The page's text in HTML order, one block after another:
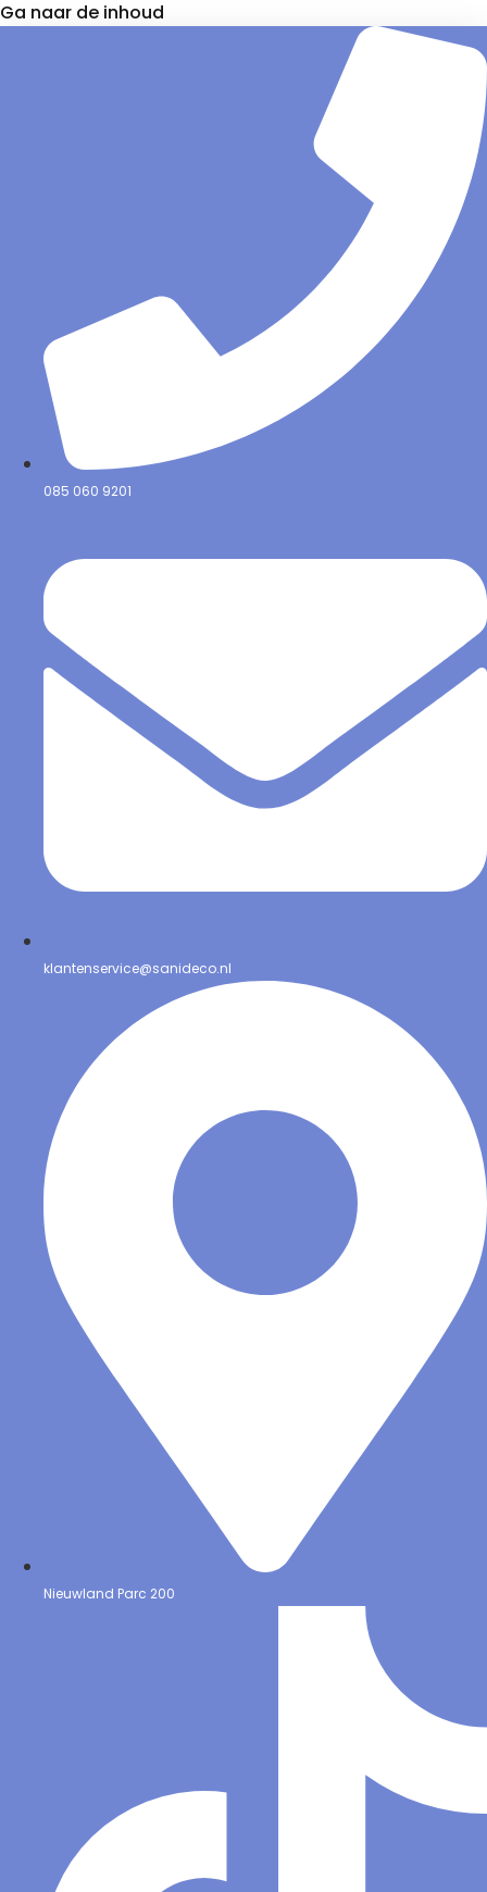
Ga naar de inhoud
085 060 9201
klantenservice@sanideco.nl
Nieuwland Parc 200